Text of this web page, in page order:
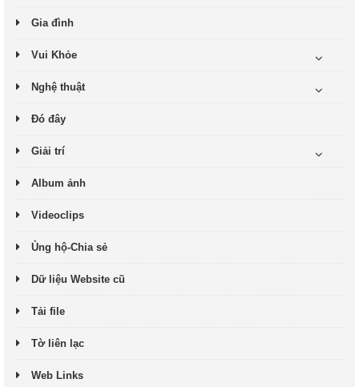
Gia đình
Vui Khỏe
Nghệ thuật
Đó đây
Giải trí
Album ảnh
Videoclips
Ủng hộ-Chia sẻ
Dữ liệu Website cũ
Tải file
Tờ liên lạc
Web Links